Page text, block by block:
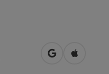
in Googlein Apple